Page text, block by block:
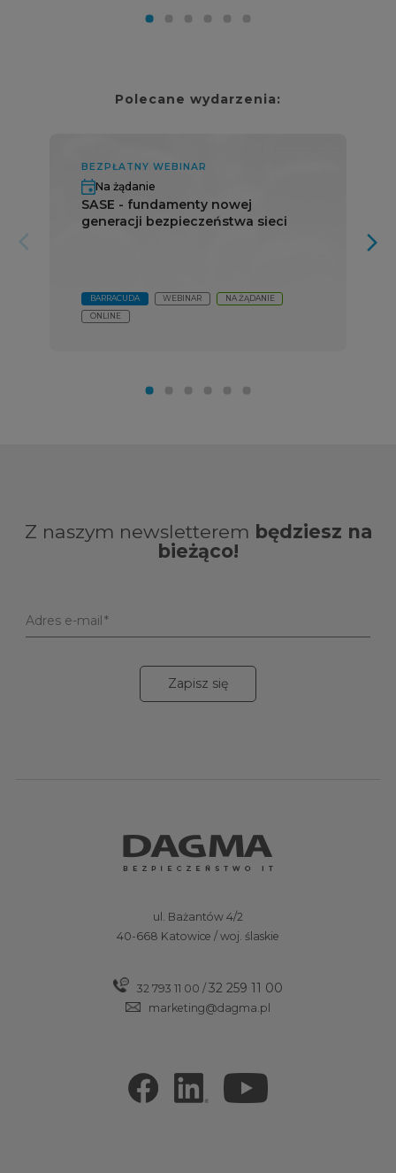
Polecane wydarzenia:
arrow_forward_ios
BEZPŁATNY WEBINAR
Na żądanie
SASE - fundamenty nowej
generacji bezpieczeństwa sieci
BARRACUDA WEBINAR
NA ŻĄDANIE
ONLINE
arrow_forward_ios
Z naszym newsletterem będziesz na
bieżąco!
Adres e-mail
Zapisz się
ul. Bażantów 4/2
40-668 Katowice / woj. ślaskie
32 793 11 00 / 32 259 11 00
marketing@dagma.pl